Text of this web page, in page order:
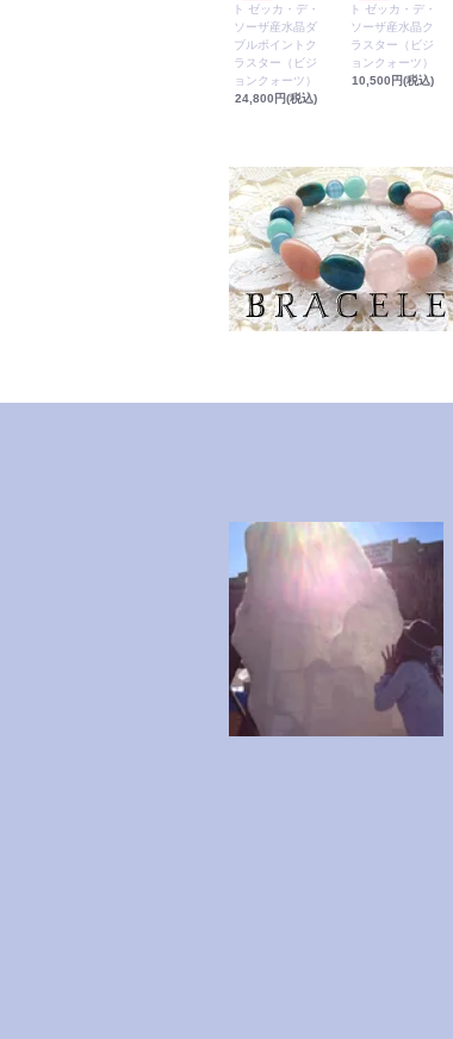
ト ゼッカ・デ・
ソーザ産水晶ダ
ブルポイントク
ラスター（ビジ
ョンクォーツ）
24,800円(税込)
ト ゼッカ・デ・
ソーザ産水晶ク
ラスター（ビジ
ョンクォーツ）
10,500円(税込)